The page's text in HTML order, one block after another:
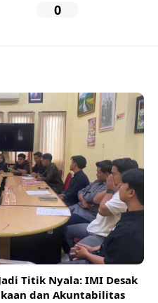
0
Titik Nyala: IMI Desak
dan Akuntabilitas